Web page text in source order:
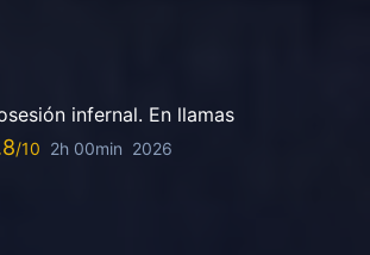
infernal. En llamas
2h 00min 2026